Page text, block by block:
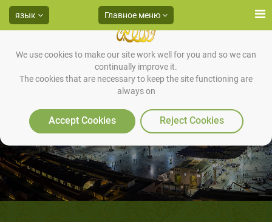
We use cookies to make our site work well for you and so we can
continually improve it.
The cookies that are necessary to keep the site functioning are
always on
Accept Cookies Reject Cookies
язык Главное меню
Этикет поста